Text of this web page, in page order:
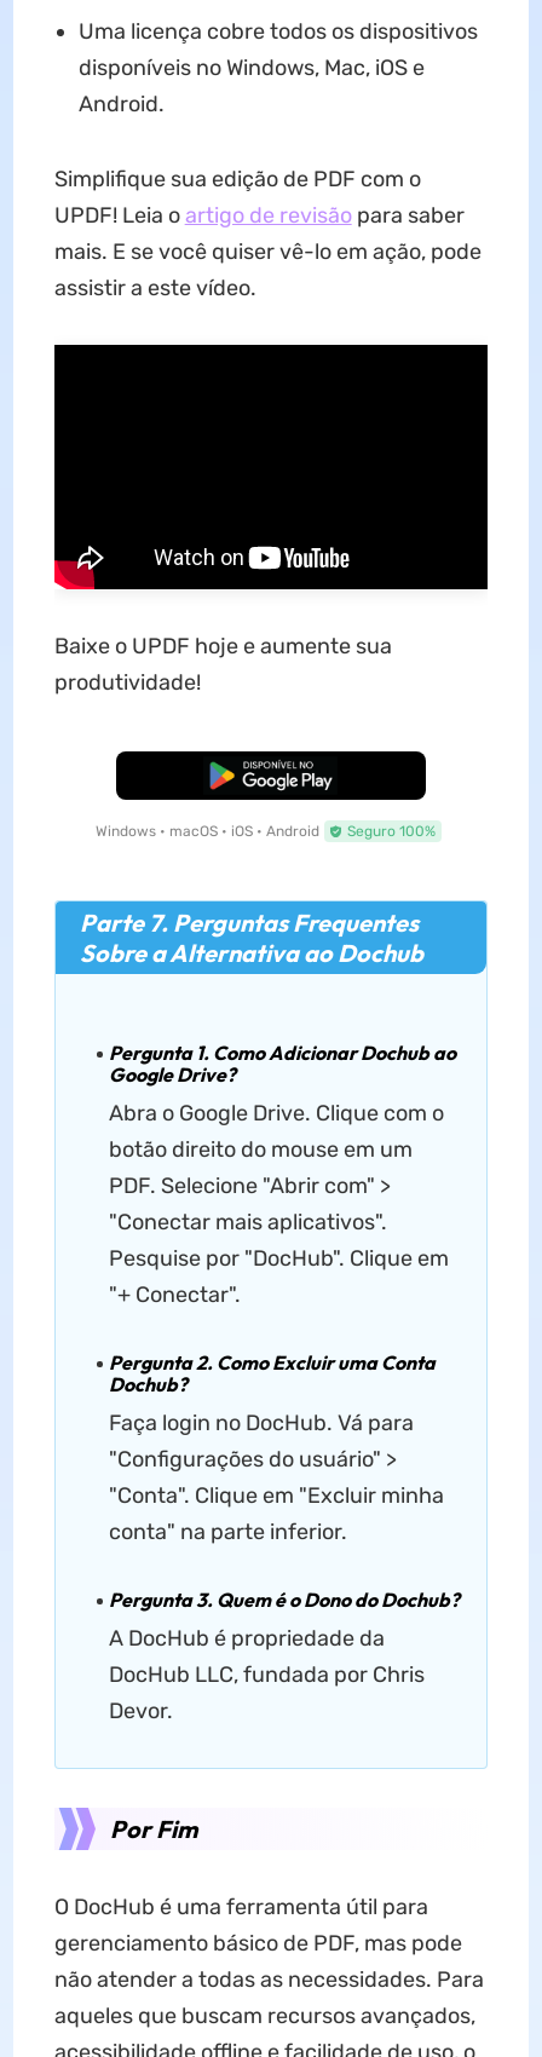
Uma licença cobre todos os dispositivos
disponíveis no Windows, Mac, iOS e
Android.
Simplifique sua edição de PDF com o
UPDF! Leia oartigo de revisãopara saber
mais. E se você quiser vê-lo em ação, pode
assistir a este vídeo.
Baixe o UPDF hoje e aumente sua
produtividade!
Baixar Grátis
Windows • macOS • iOS • Android Seguro 100%
Parte 7. Perguntas Frequentes
Sobre a Alternativa ao Dochub
Pergunta 1. Como Adicionar Dochub ao
Google Drive?
Abra o Google Drive. Clique com o
botão direito do mouse em um
PDF. Selecione "Abrir com" >
"Conectar mais aplicativos".
Pesquise por "DocHub". Clique em
"+ Conectar".
Pergunta 2. Como Excluir uma Conta
Dochub?
Faça login no DocHub. Vá para
"Configurações do usuário" >
"Conta". Clique em "Excluir minha
conta" na parte inferior.
Pergunta 3. Quem é o Dono do Dochub?
A DocHub é propriedade da
DocHub LLC, fundada por Chris
Devor.
Por Fim
O DocHub é uma ferramenta útil para
gerenciamento básico de PDF, mas pode
não atender a todas as necessidades. Para
aqueles que buscam recursos avançados,